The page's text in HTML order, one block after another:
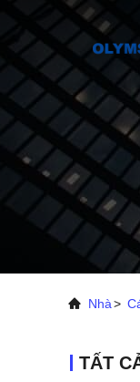
Nhà>
TẤT